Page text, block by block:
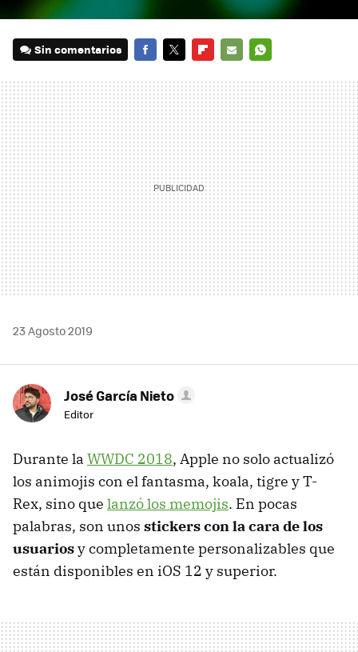
Sin comentarios
MAIL
23 Agosto 2019
José García Nieto
Editor
Durante la WWDC 2018, Apple no solo actualizó
los animojis con el fantasma, koala, tigre y T-
Rex, sino que lanzó los memojis. En pocas
palabras, son unos stickers con la cara de los
usuariosy completamente personalizables que
están disponibles en iOS 12 y superior.